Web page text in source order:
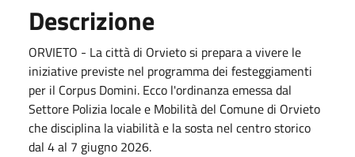
Descrizione
ORVIETO - La città di Orvieto si prepara a vivere le
iniziative previste nel programma dei festeggiamenti
per il Corpus Domini. Ecco l'ordinanza emessa dal
Settore Polizia locale e Mobilità del Comune di Orvieto
che disciplina la viabilità e la sosta nel centro storico
dal 4 al 7 giugno 2026.